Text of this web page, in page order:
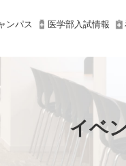
ンパス 医学部入試情報
イベ